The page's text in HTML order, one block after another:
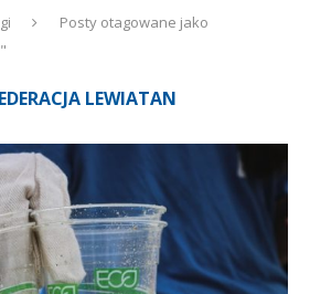
Posty otagowane jako
LEWIATAN